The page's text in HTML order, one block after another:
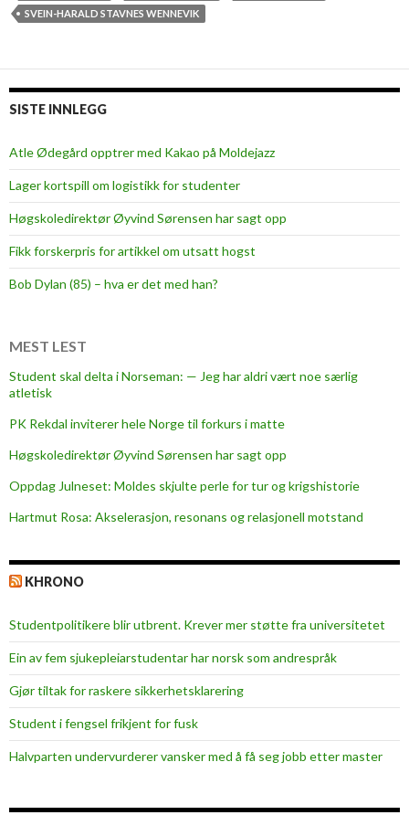
M
o
d
e
-
n
t
i
s
a
m
s
a
n
:
SVEIN-HARALD STAVNES WENNEVIK
SISTE INNLEGG
Atle Ødegård opptrer med Kakao på Moldejazz
Lager kortspill om logistikk for studenter
Høgskoledirektør Øyvind Sørensen har sagt opp
Fikk forskerpris for artikkel om utsatt hogst
Bob Dylan (85) – hva er det med han?
MEST LEST
Student skal delta i Norseman: — Jeg har aldri vært noe særlig
atletisk
PK Rekdal inviterer hele Norge til forkurs i matte
Høgskoledirektør Øyvind Sørensen har sagt opp
Oppdag Julneset: Moldes skjulte perle for tur og krigshistorie
Hartmut Rosa: Akselerasjon, resonans og relasjonell motstand
KHRONO
Studentpolitikere blir utbrent. Krever mer støtte fra universitetet
Ein av fem sjukepleiar­studentar har norsk som andrespråk
Gjør tiltak for raskere sikkerhets­klarering
Student i fengsel frikjent for fusk
Halvparten undervurderer vansker med å få seg jobb etter master